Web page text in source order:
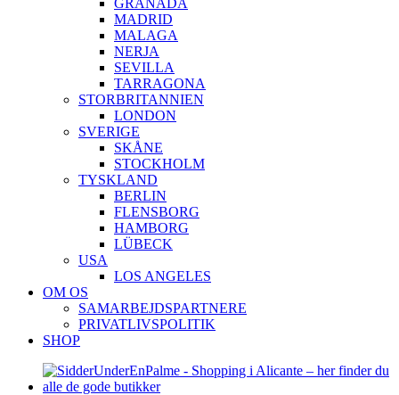
GRANADA
MADRID
MALAGA
NERJA
SEVILLA
TARRAGONA
STORBRITANNIEN
LONDON
SVERIGE
SKÅNE
STOCKHOLM
TYSKLAND
BERLIN
FLENSBORG
HAMBORG
LÜBECK
USA
LOS ANGELES
OM OS
SAMARBEJDSPARTNERE
PRIVATLIVSPOLITIK
SHOP